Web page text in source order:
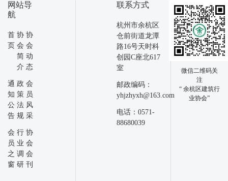
网站导
航
首
页
协
会
简
介
协
会
动
态
通
知
公
告
政
策
法
规
会
员
风
采
会
员
之
窗
行
业
调
研
协
会
会
刊
联系方式
杭州市余杭区
仓前街道龙潭
路16号天时科
创园C座北617
室
邮政编码：
yhjzhyxh@163.com
电话：0571-
88680039
微信二维码关
注
“ 余杭区建筑行
业协会”